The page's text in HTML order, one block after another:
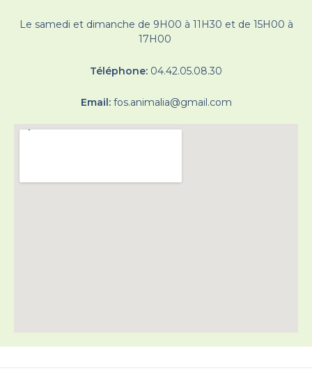
Le samedi et dimanche de 9H00 à 11H30 et de 15H00 à
17H00
Téléphone: 04.42.05.08.30
Email: fos.animalia@gmail.com